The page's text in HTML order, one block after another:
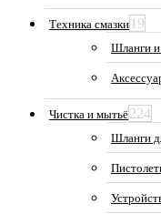
Техника смазки 19
Шланги и
Чистка и мытьё224
Шланги